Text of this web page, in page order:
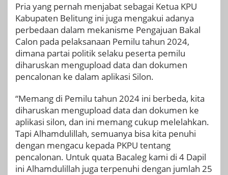
Pria yang pernah menjabat sebagai Ketua KPU
Kabupaten Belitung ini juga mengakui adanya
perbedaan dalam mekanisme Pengajuan Bakal
Calon pada pelaksanaan Pemilu tahun 2024,
dimana partai politik selaku peserta pemilu
diharuskan mengupload data dan dokumen
pencalonan ke dalam aplikasi Silon.
“Memang di Pemilu tahun 2024 ini berbeda, kita
diharuskan mengupload data dan dokumen ke
aplikasi silon, dan ini memang cukup melelahkan.
Tapi Alhamdulillah, semuanya bisa kita penuhi
dengan mengacu kepada PKPU tentang
pencalonan. Untuk quata Bacaleg kami di 4 Dapil
ini Alhamdulillah juga terpenuhi dengan jumlah 25